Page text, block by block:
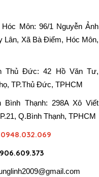
Hóc Môn: 96/1 Nguyễn Ảnh
Lân, Xã Bà Điểm, Hóc Môn,
Thủ Đức: 42 Hồ Văn Tư,
TP.Thủ Đức, TPHCM
Bình Thạnh: 298A Xô Viết
Q.Bình Thạnh, TPHCM
0948.032.069